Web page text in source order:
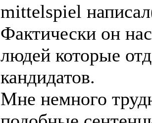
mittelspiel
Фактически он
людей которые
кандидатов.
Мне немного